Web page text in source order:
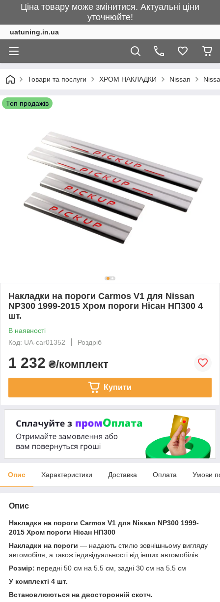
Ціна товару може змінитися. Актуальні ціни
уточнюйте!
uatuning.in.ua
Товари та послуги ХРОМ НАКЛАДКИ Nissan
Топ продажів
Накладки на пороги Carmos V1 для Nissan
NP300 1999-2015 Хром пороги Нісан НП300 4
шт.
В наявності
Код: UA-car01352
Роздріб
1 232 ₴/комплект
Купити
Опис Характеристики Доставка Оплата Умови
Опис
Накладки на пороги Carmos V1 для Nissan NP300 1999-
2015 Хром пороги Нісан НП300
Накладки на пороги — надають стилю зовнішньому вигляду
автомобіля, а також індивідуальності від інших автомобілів.
Розмір: передні 50 см на 5.5 см, задні 30 см на 5.5 см
У комплекті 4 шт.
Встановлюються на двосторонній скотч.